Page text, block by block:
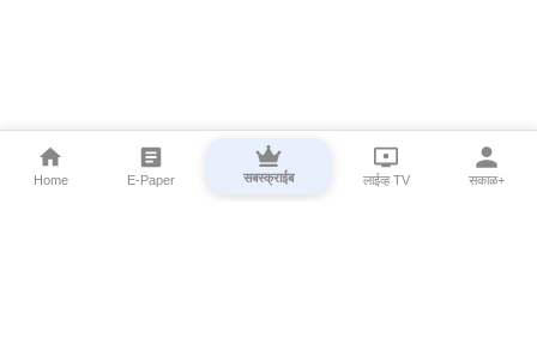
Home E-Paper सबस्क्राईब लाईव्ह TV सकाळ+